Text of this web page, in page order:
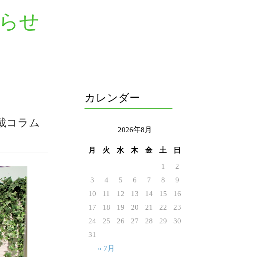
せ
コラム
カレンダー
2026年8月
月 火 水 木 金 土 日
« 7月
1
2
3
4 5 6 7 8
9
10
11 12 13 14 15
16
17
18 19 20 21 22
23
24
25 26 27 28 29
30
31